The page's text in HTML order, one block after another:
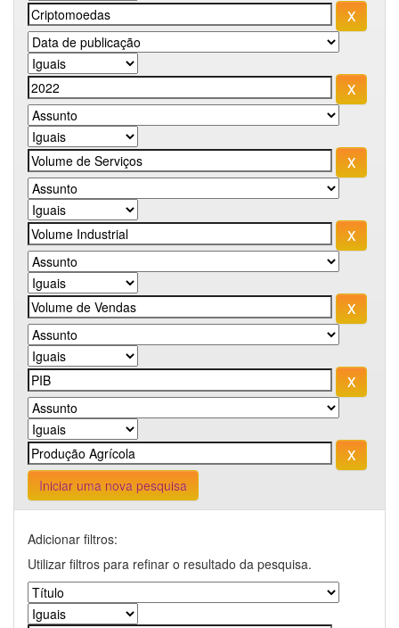
Iniciar uma nova pesquisa
Adicionar filtros:
Utilizar filtros para refinar o resultado da pesquisa.